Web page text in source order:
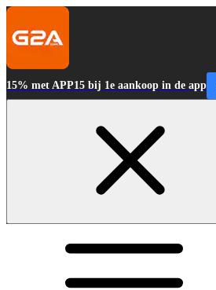
15% met APP15 bij 1e aankoop in de app